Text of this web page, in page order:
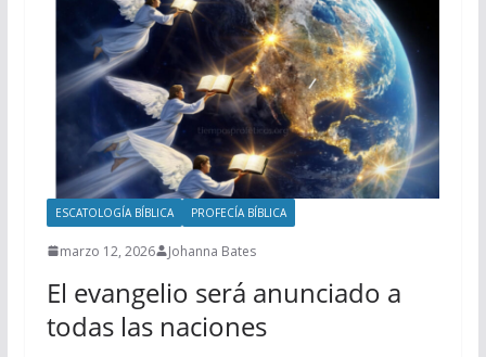
ESCATOLOGÍA BÍBLICA PROFECÍA BÍBLICA
marzo 12, 2026 Johanna Bates
El evangelio será anunciado a
todas las naciones